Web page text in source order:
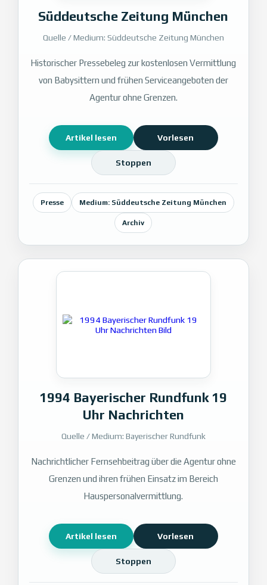
Süddeutsche Zeitung München
Quelle / Medium: Süddeutsche Zeitung München
Historischer Pressebeleg zur kostenlosen Vermittlung
von Babysittern und frühen Serviceangeboten der
Agentur ohne Grenzen.
Artikel lesen Vorlesen
Stoppen
Presse Medium: Süddeutsche Zeitung München
Archiv
1994 Bayerischer Rundfunk 19
Uhr Nachrichten
Quelle / Medium: Bayerischer Rundfunk
Nachrichtlicher Fernsehbeitrag über die Agentur ohne
Grenzen und ihren frühen Einsatz im Bereich
Hauspersonalvermittlung.
Artikel lesen Vorlesen
Stoppen